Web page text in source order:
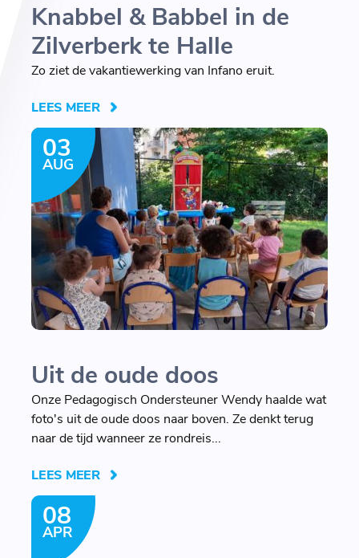
Knabbel & Babbel in de
Zilverberk te Halle
Zo ziet de vakantiewerking van Infano eruit.
LEES MEER
03
AUG
Uit de oude doos
Onze Pedagogisch Ondersteuner Wendy haalde wat
foto's uit de oude doos naar boven. Ze denkt terug
naar de tijd wanneer ze rondreis...
LEES MEER
08
APR